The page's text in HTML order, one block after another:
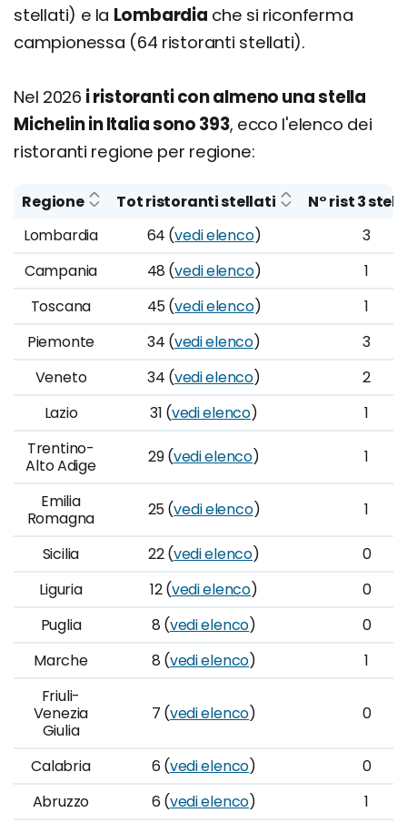
stellati) e la Lombardia che si riconferma
campionessa (64 ristoranti stellati).
Nel 2026 i ristoranti con almeno una stella
Michelin in Italia sono 393, ecco l'elenco dei
ristoranti regione per regione:
Regione Tot ristoranti stellati
N° rist 3
Lombardia
64 (vedi elenco)
3
Campania
48 (vedi elenco)
1
Toscana
45 (vedi elenco)
1
Piemonte
34 (vedi elenco)
3
Veneto
34 (vedi elenco)
2
Lazio
31 (vedi elenco)
1
Trentino-
Alto Adige
29 (vedi elenco) 1
Emilia
Romagna
25 (vedi elenco) 1
Sicilia 22 (vedi elenco)
0
Liguria
12 (vedi elenco)
0
Puglia
8 (vedi elenco)
0
Marche
8 (vedi elenco)
1
Friuli-
Venezia
Giulia
7 (vedi elenco) 0
Calabria 6 (vedi elenco)
0
Abruzzo
6 (vedi elenco)
1